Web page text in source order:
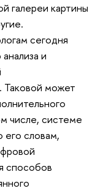
галереи картины
сегодня
и
Таковой может
числе, системе
его словам,
способов